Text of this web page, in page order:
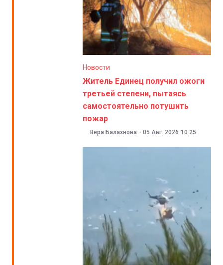
Новости
Житель Единец получил ожоги
третьей степени, пытаясь
самостоятельно потушить
пожар
Вера Балахнова - 05 Авг. 2026 10:25